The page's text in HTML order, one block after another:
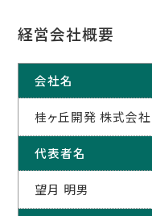
経営会社概要
会社名
桂ヶ丘開発 株式会社
代表者名
望月 明男